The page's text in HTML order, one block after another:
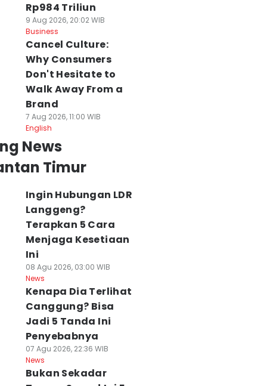
Rp984 Triliun
9 Aug 2026, 20:02 WIB
Business
Cancel Culture:
Why Consumers
Don't Hesitate to
Walk Away From a
Brand
7 Aug 2026, 11:00 WIB
English
News
Timur
Ingin Hubungan LDR
Langgeng?
Terapkan 5 Cara
Menjaga Kesetiaan
Ini
08 Agu 2026, 03:00 WIB
News
Kenapa Dia Terlihat
Canggung? Bisa
Jadi 5 Tanda Ini
Penyebabnya
07 Agu 2026, 22:36 WIB
News
Bukan Sekadar